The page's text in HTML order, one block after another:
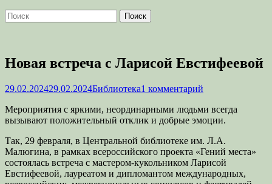
Поиск
Найти:
Новая встреча с Ларисой Евстифеевой
Опубликовано
29.02.202429.02.2024Автор
Библиотека1 комментарий
Мероприятия с яркими, неординарными людьми всегда
вызывают положительный отклик и добрые эмоции.
Так, 29 февраля, в Центральной библиотеке им. Л.А.
Малюгина, в рамках всероссийского проекта «Гений места»
состоялась встреча с мастером-кукольником Ларисой
Евстифеевой, лауреатом и дипломантом международных,